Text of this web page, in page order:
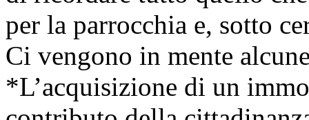
per la parrocchia e, sotto
Ci vengono in mente
*L’acquisizione di un